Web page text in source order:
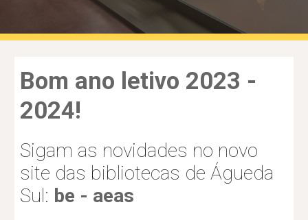
Bom ano letivo 2023 -
2024!
Sigam as novidades no novo
site das bibliotecas de Águeda
Sul: be - aeas